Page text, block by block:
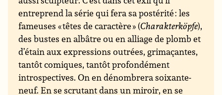
entreprend la série qui fera sa postérité : les
fameuses « têtes de caractère » (Charakterköpfe),
des bustes en albâtre ou en alliage de plomb et
d’étain aux expressions outrées, grimaçantes,
tantôt comiques, tantôt profondément
introspectives. On en dénombrera soixante-
neuf. En se scrutant dans un miroir, en se